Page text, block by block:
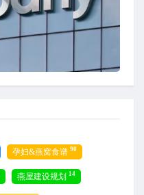
孕妇&燕窝食谱 90
燕屋建设规划 14